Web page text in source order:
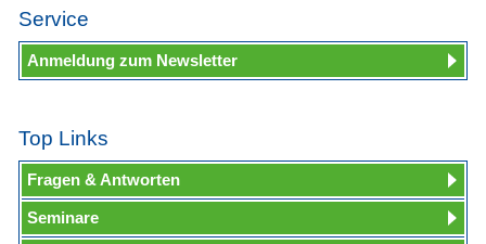
Service
Anmeldung zum Newsletter
Top Links
Fragen & Antworten
Seminare